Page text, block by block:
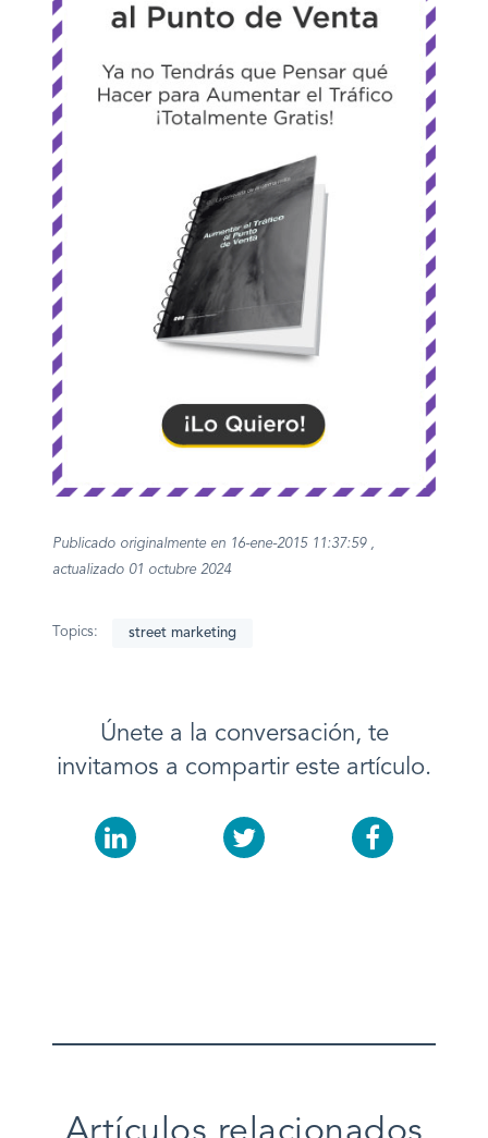
Publicado originalmente en 16-ene-2015 11:37:59 ,
actualizado 01 octubre 2024
Topics: street marketing
Únete a la conversación, te
invitamos a compartir este artículo.